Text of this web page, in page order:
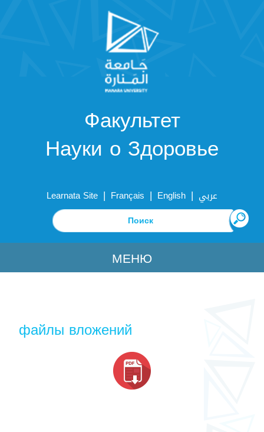
Факультет
Науки о Здоровье
Learnata Site | Français | English | عربي
МЕНЮ
файлы вложений